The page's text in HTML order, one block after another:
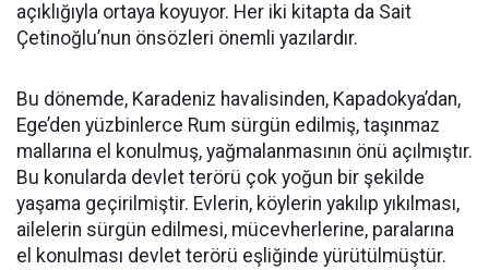
açıklığıyla ortaya koyuyor. Her iki kitapta da Sait
Çetinoğlu’nun önsözleri önemli yazılardır.
Bu dönemde, Karadeniz havalisinden, Kapadokya’dan,
Ege’den yüzbinlerce Rum sürgün edilmiş, taşınmaz
mallarına el konulmuş, yağmalanmasının önü açılmıştır.
Bu konularda devlet terörü çok yoğun bir şekilde
yaşama geçirilmiştir. Evlerin, köylerin yakılıp yıkılması,
ailelerin sürgün edilmesi, mücevherlerine, paralarına
el konulması devlet terörü eşliğinde yürütülmüştür.